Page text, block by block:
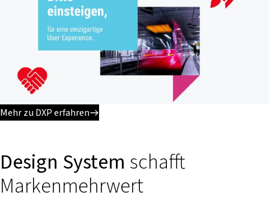
Mehr zu DXP erfahren
Design System schafft
Markenmehrwert